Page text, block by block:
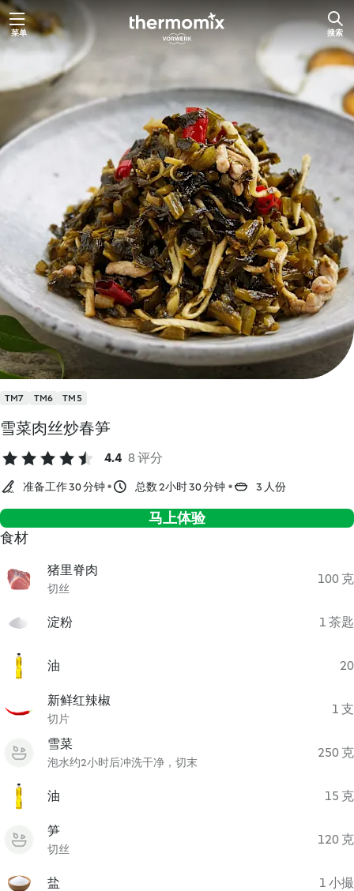
跳
至
菜单 搜索
TM7 TM6 TM5
雪菜肉丝炒春笋
4.4 8 评分
准备工作 30 分钟 总数 2小时 30 分钟 3 人份
马上体验
食材
猪里脊肉
切丝
100 克
淀粉 1 茶匙
油 20
新鲜红辣椒
切片
1 支
雪菜
泡水约2小时后冲洗干净，切末
250 克
油 15 克
笋
切丝
120 克
盐 1 小撮